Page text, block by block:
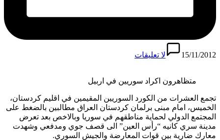
15/11/2012 لا تعليقات
متظاهرون اكراد سوريين في اربيل
تجمع العشرات من الكورد السوريين المقيمين في اقليم كردستان،
الخميس، امام مبنى برلمان كردستان العراق مطالبين بالضغط على
المجتمع الدولي لحماية مناطقهم في سوريا وبالاخص بعد تعرض
مدينة سري كانيه “رأس العين” الى قصف جوي ومدفعي وشهدت
معارك ضارية بين قوات المعارضة والجيش السوري.